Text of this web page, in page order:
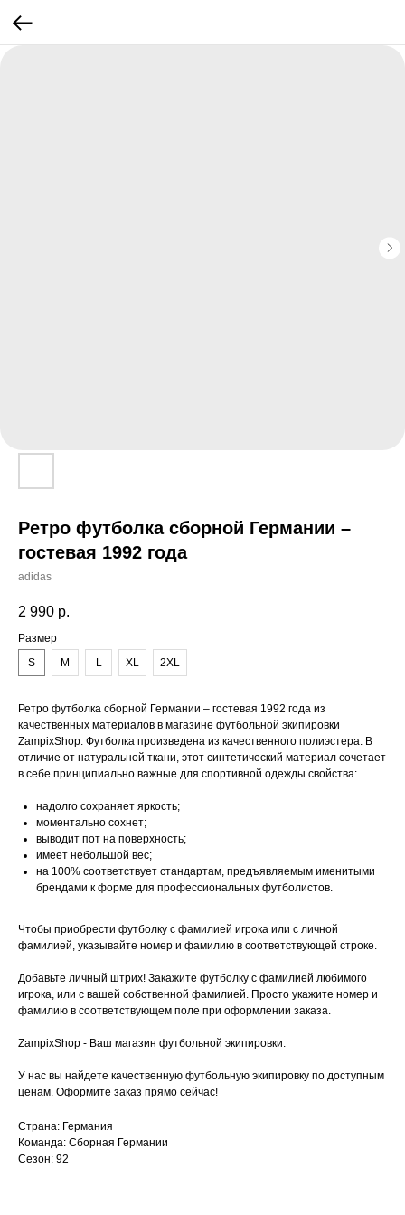
Ретро футболка сборной Германии –
гостевая 1992 года
adidas
2 990 р.
Размер
S
M L XL 2XL
Ретро футболка сборной Германии – гостевая 1992 года из
качественных материалов в магазине футбольной экипировки
ZampixShop. Футболка произведена из качественного полиэстера. В
отличие от натуральной ткани, этот синтетический материал сочетает
в себе принципиально важные для спортивной одежды свойства:
надолго сохраняет яркость;
моментально сохнет;
выводит пот на поверхность;
имеет небольшой вес;
на 100% соответствует стандартам, предъявляемым именитыми
брендами к форме для профессиональных футболистов.
Чтобы приобрести футболку с фамилией игрока или с личной
фамилией, указывайте номер и фамилию в соответствующей строке.
Добавьте личный штрих! Закажите футболку с фамилией любимого
игрока, или с вашей собственной фамилией. Просто укажите номер и
фамилию в соответствующем поле при оформлении заказа.
ZampixShop - Ваш магазин футбольной экипировки:
У нас вы найдете качественную футбольную экипировку по доступным
ценам. Оформите заказ прямо сейчас!
Страна: Германия
Команда: Сборная Германии
Сезон: 92